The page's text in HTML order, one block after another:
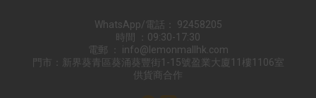
WhatsApp/電話： 92458205
時間 ：09:30-17:30
電郵 ： info@lemonmallhk.com
門市：新界葵青區葵涌葵豐街1-15號盈業大廈11樓1106室
供貨商合作